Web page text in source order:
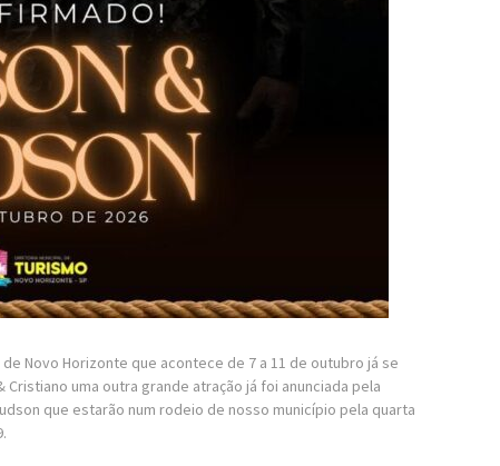
Novo Horizonte que acontece de 7 a 11 de outubro já se
uma outra grande atração já foi anunciada pela
que estarão num rodeio de nosso município pela quarta